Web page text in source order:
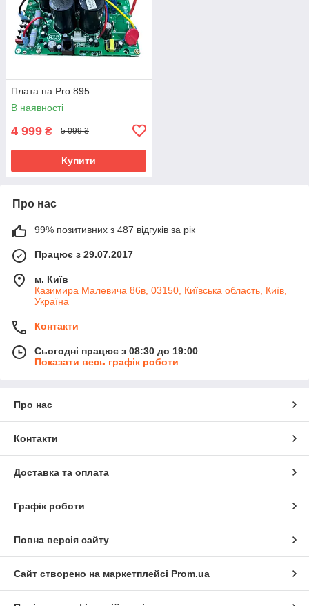
Плата на Pro 895
В наявності
4 999 ₴ 5 099 ₴
Купити
Про нас
99% позитивних з 487 відгуків за рік
Працює з 29.07.2017
м. Київ
Казимира Малевича 86в, 03150, Київська область, Київ,
Україна
Контакти
Сьогодні працює з 08:30 до 19:00
Показати весь графік роботи
Про нас
Контакти
Доставка та оплата
Графік роботи
Повна версія сайту
Сайт створено на маркетплейсі Prom.ua